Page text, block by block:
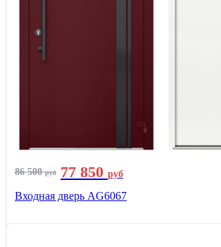
86 500руб 77 850 руб
Входная дверь AG6067